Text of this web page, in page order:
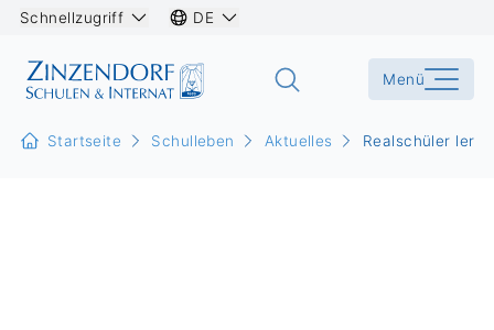
Schnellzugriff DE
Menü
Startseite Schulleben Aktuelles Realschüler